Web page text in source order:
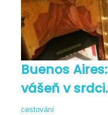
Buenos
vášeň v srdci.
cestování